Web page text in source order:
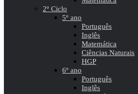
2º Ciclo
5º ano
Português
Inglês
Matemática
Ciências Naturais
HGP
6º ano
Português
Inglês